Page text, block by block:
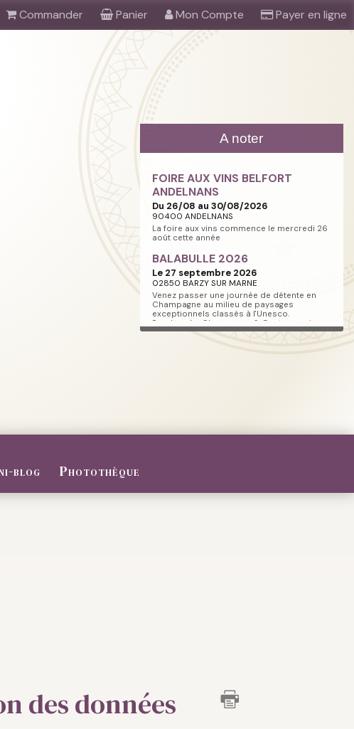
Commander Panier Mon Compte Payer en ligne
A noter
FOIRE AUX VINS BELFORT
ANDELNANS
Du 26/08 au 30/08/2026
90400 ANDELNANS
La foire aux vins commence le mercredi 26
août cette année
BALABULLE 2026
Le 27 septembre 2026
02850 BARZY SUR MARNE
Venez passer une journée de détente en
Champagne au milieu de paysages
exceptionnels classés à l'Unesco.
Randonnée, Champagne & Gastronomie au
RDV.
blog Photothèque
des données